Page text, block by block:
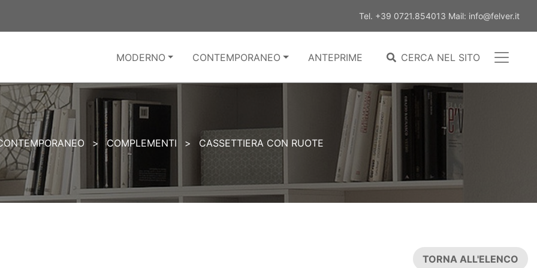
Tel. +39 0721.854013 Mail: info@felver.it
MODERNO CONTEMPORANEO ANTEPRIME CERCA NEL SITO
> COMPLEMENTI > CASSETTIERA CON RUOTE
TORNA ALL'ELENCO